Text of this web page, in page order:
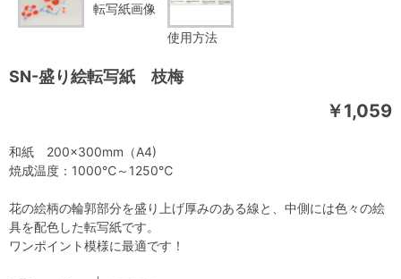
転写紙画像
使用方法
SN-盛り絵転写紙 枝梅
￥1,059
和紙 200×300mm（A4)
焼成温度：1000℃～1250℃
花の絵柄の輪郭部分を盛り上げ厚みのある線と、中側には色々の絵
具を配色した転写紙です。
ワンポイント模様に最適です！